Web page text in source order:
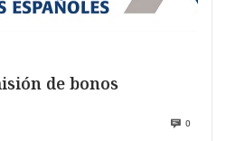
de bonos
0